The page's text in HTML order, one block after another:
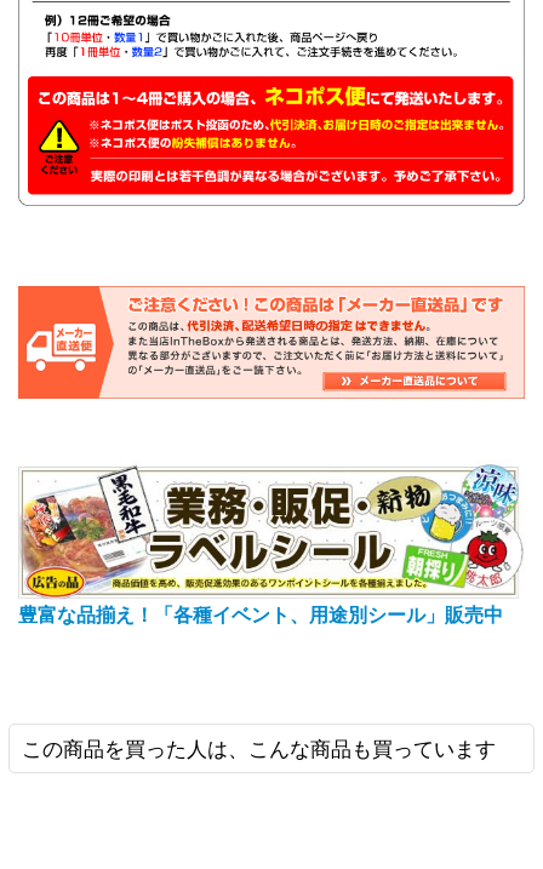
豊富な品揃え！「各種イベント、用途別シール」販売中
この商品を買った人は、こんな商品も買っています